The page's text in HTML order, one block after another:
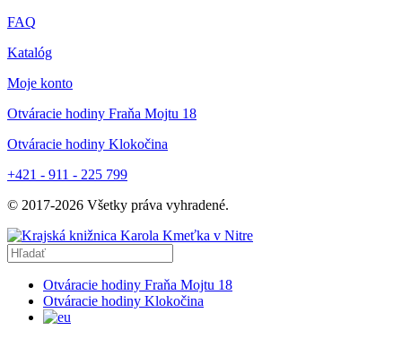
FAQ
Katalóg
Moje konto
Otváracie hodiny Fraňa Mojtu 18
Otváracie hodiny Klokočina
+421 - 911 - 225 799
© 2017-2026 Všetky práva vyhradené.
Otváracie hodiny Fraňa Mojtu 18
Otváracie hodiny Klokočina